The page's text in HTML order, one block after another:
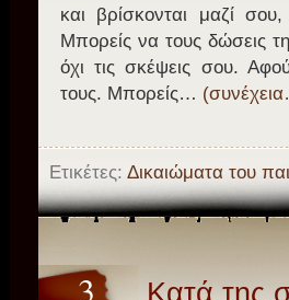
και βρίσκονται μαζί
Μπορείς να τους δώσεις
όχι τις σκέψεις σου.
τους. Μπορείς…
Ετικέτες: Δικαιώματα του
3
Κατά της